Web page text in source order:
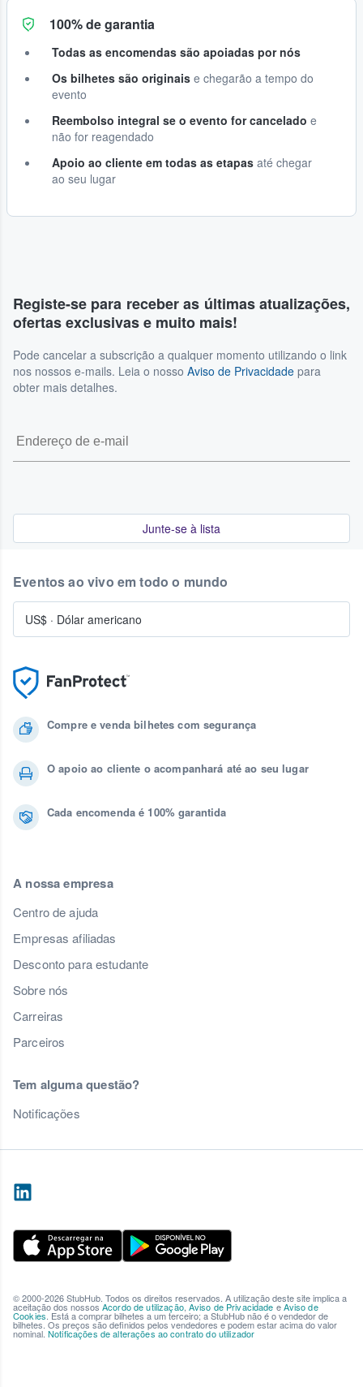
100% de garantia
Todas as encomendas são apoiadas por nós
Os bilhetes são originais e chegarão a tempo do
evento
Reembolso integral se o evento for cancelado e
não for reagendado
Apoio ao cliente em todas as etapas até chegar
ao seu lugar
Registe-se para receber as últimas atualizações,
ofertas exclusivas e muito mais!
Pode cancelar a subscrição a qualquer momento utilizando o link
nos nossos e-mails. Leia o nosso Aviso de Privacidade para
obter mais detalhes.
Junte-se à lista
Compre e venda bilhetes com segurança
O apoio ao cliente o acompanhará até ao seu lugar
Cada encomenda é 100% garantida
A nossa empresa
Centro de ajuda
Empresas afiliadas
Desconto para estudante
Sobre nós
Carreiras
Parceiros
Tem alguma questão?
Notificações
Eventos ao vivo em todo o mundo
US$ · Dólar americano
© 2000-2026 StubHub. Todos os direitos reservados. A utilização deste site implica a
aceitação dos nossos Acordo de utilização, Aviso de Privacidade eAviso de
Cookies . Está a comprar bilhetes a um terceiro; a StubHub não é o vendedor de
bilhetes. Os preços são definidos pelos vendedores e podem estar acima do valor
nominal. Notificações de alterações ao contrato do utilizador